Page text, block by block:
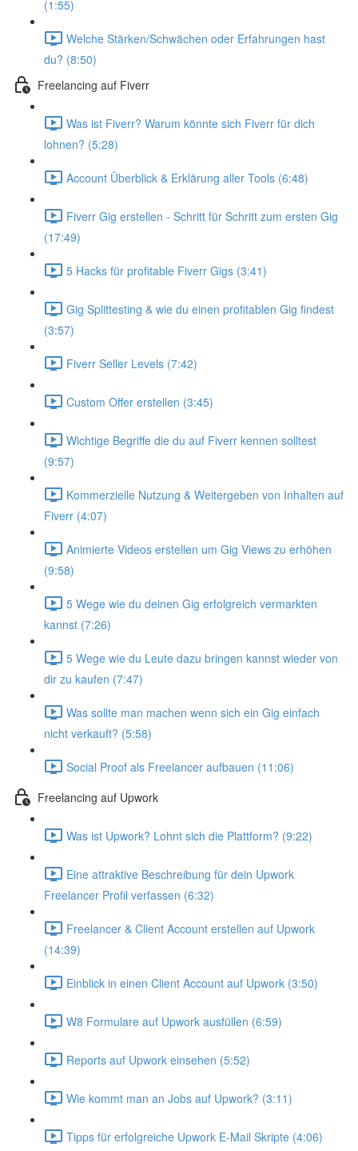
(1:55)
Welche Stärken/Schwächen oder Erfahrungen hast
du? (8:50)
Freelancing auf Fiverr
Was ist Fiverr? Warum könnte sich Fiverr für dich
lohnen? (5:28)
Account Überblick & Erklärung aller Tools (6:48)
Fiverr Gig erstellen - Schritt für Schritt zum ersten Gig
(17:49)
5 Hacks für profitable Fiverr Gigs (3:41)
Gig Splittesting & wie du einen profitablen Gig findest
(3:57)
Fiverr Seller Levels (7:42)
Custom Offer erstellen (3:45)
Wichtige Begriffe die du auf Fiverr kennen solltest
(9:57)
Kommerzielle Nutzung & Weitergeben von Inhalten auf
Fiverr (4:07)
Animierte Videos erstellen um Gig Views zu erhöhen
(9:58)
5 Wege wie du deinen Gig erfolgreich vermarkten
kannst (7:26)
5 Wege wie du Leute dazu bringen kannst wieder von
dir zu kaufen (7:47)
Was sollte man machen wenn sich ein Gig einfach
nicht verkauft? (5:58)
Social Proof als Freelancer aufbauen (11:06)
Freelancing auf Upwork
Was ist Upwork? Lohnt sich die Plattform? (9:22)
Eine attraktive Beschreibung für dein Upwork
Freelancer Profil verfassen (6:32)
Freelancer & Client Account erstellen auf Upwork
(14:39)
Einblick in einen Client Account auf Upwork (3:50)
W8 Formulare auf Upwork ausfüllen (6:59)
Reports auf Upwork einsehen (5:52)
Wie kommt man an Jobs auf Upwork? (3:11)
Tipps für erfolgreiche Upwork E-Mail Skripte (4:06)